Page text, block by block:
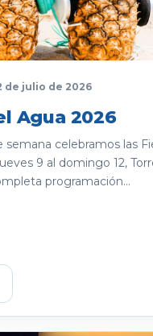
de julio de 2026
Agua 2026
semana celebramos las
9 al domingo 12,
programación...